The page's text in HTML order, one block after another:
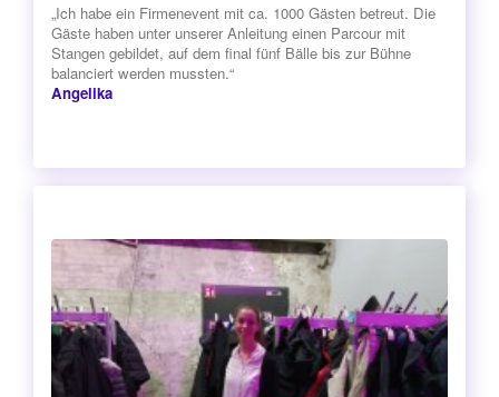
„Ich habe ein Firmenevent mit ca. 1000 Gästen betreut. Die
Gäste haben unter unserer Anleitung einen Parcour mit
Stangen gebildet, auf dem final fünf Bälle bis zur Bühne
balanciert werden mussten.“
Angelika